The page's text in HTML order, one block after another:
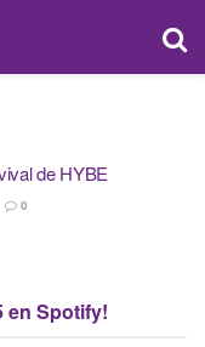
de HYBE
0
en Spotify!